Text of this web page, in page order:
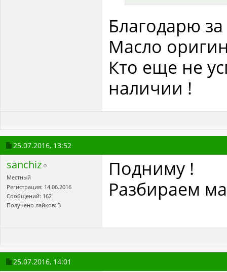
Благодарю
Масло
Кто еще не
наличии !
25.07.2016, 13:52
sanchiz
Местный
Регистрация: 14.06.2016
Сообщений: 162
Получено лайков: 3
Подниму !
Разбираем
25.07.2016, 14:01